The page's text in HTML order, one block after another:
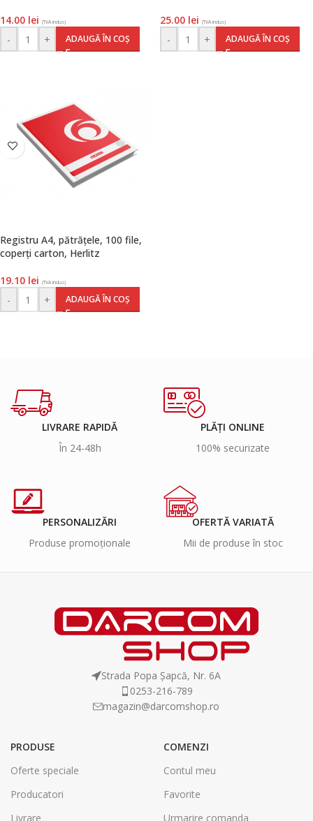
14.00 lei (TVA inclus)
- + ADAUGĂ ÎN COȘ
25.00 lei (TVA inclus)
- + ADAUGĂ ÎN COȘ
Registru A4, pătrățele, 100 file,
coperți carton, Herlitz
19.10 lei (TVA inclus)
- + ADAUGĂ ÎN COȘ
LIVRARE RAPIDĂ
În 24-48h
PLĂȚI ONLINE
100% securizate
PERSONALIZĂRI
Produse promoționale
OFERTĂ VARIATĂ
Mii de produse în stoc
Strada Popa Șapcă, Nr. 6A
0253-216-789
magazin@darcomshop.ro
PRODUSE
Oferte speciale
Producatori
Livrare
COMENZI
Contul meu
Favorite
Urmarire comanda